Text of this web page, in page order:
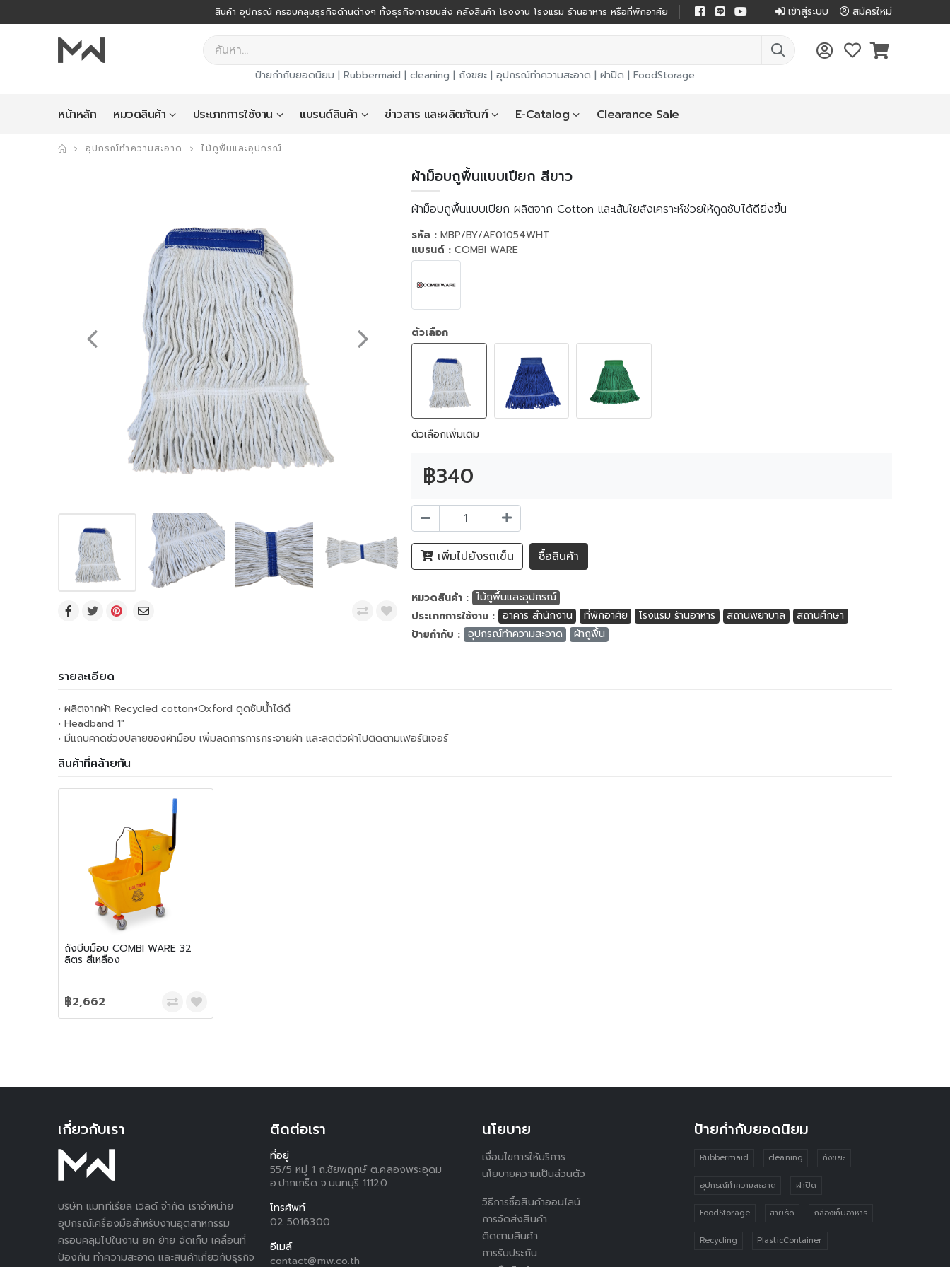
สินค้า อุปกรณ์ ครอบคลุมธุรกิจด้านต่างๆ ทั้งธุรกิจการขนส่ง คลังสินค้า โรงงาน โรงแรม ร้านอาหาร หรือที่พักอาศัย เข้าสู่ระบบ สมัครใหม่
ป้ายกำกับยอดนิยม | Rubbermaid | cleaning | ถังขยะ| อุปกรณ์ทำความสะอาด | ฝาปิด | FoodStorage
หน้าหลัก หมวดสินค้า ประเภทการใช้งาน แบรนด์สินค้า ข่าวสาร และผลิตภัณฑ์ E-Catalog Clearance Sale
อุปกรณ์ทำความสะอาด ไม้ถูพื้นและอุปกรณ์
ผ้าม็อบถูพื้นแบบเปียก สีขาว
ผ้าม็อบถูพื้นแบบเปียก ผลิตจาก Cotton และเส้นใยสังเคราะห์ช่วยให้ดูดซับได้ดียิ่งขึ้น
รหัส : MBP/BY/AF01054WHT
แบรนด์ : COMBI WARE
ตัวเลือก
ตัวเลือกเพิ่มเติม
฿340
เพิ่มไปยังรถเข็น ซื้อสินค้า
หมวดสินค้า : ไม้ถูพื้นและอุปกรณ์
ประเภทการใช้งาน : อาคาร สำนักงาน ที่พักอาศัย โรงแรม ร้านอาหาร สถานพยาบาล
สถานศึกษา
ป้ายกำกับ : อุปกรณ์ทำความสะอาด ผ้าถูพื้น
รายละเอียด
• ผลิตจากผ้า Recycled cotton+Oxford ดูดซับน้ำได้ดี
• Headband 1"
• มีแถบคาดช่วงปลายของผ้าม็อบ เพิ่มลดการการกระจายผ้า และลดตัวผ้าไปติดตามเฟอร์นิเจอร์
สินค้าที่คล้ายกัน
ถังบีบม็อบ COMBI WARE 32
ลิตร สีเหลือง
฿2,662
เกี่ยวกับเรา
บริษัท แมททีเรียล เวิลด์ จำกัด เราจำหน่าย
อุปกรณ์เครื่องมือสำหรับงานอุตสาหกรรม
ครอบคลุมไปในงาน ยก ย้าย จัดเก็บ เคลื่อนที่
ป้องกัน ทำความสะอาด และสินค้าเกี่ยวกับธุรกิจ
ติดต่อเรา
ที่อยู่
55/5 หมู่ 1 ถ.ชัยพฤกษ์ ต.คลองพระอุดม
อ.ปากเกร็ด จ.นนทบุรี 11120
โทรศัพท์
02 5016300
อีเมล์
contact@mw.co.th
นโยบาย
เงื่อนไขการให้บริการ
นโยบายความเป็นส่วนตัว
วิธีการซื้อสินค้าออนไลน์
การจัดส่งสินค้า
ติดตามสินค้า
การรับประกัน
ป้ายกำกับยอดนิยม
Rubbermaid cleaning ถังขยะ
อุปกรณ์ทำความสะอาด ฝาปิด
FoodStorage สายรัด กล่องเก็บอาหาร
Recycling PlasticContainer